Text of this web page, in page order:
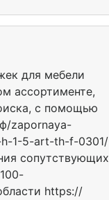
для мебели
ассортименте,
с помощью
zapornaya-
1-5-art-th-f-0301/
сопутствующих
https://